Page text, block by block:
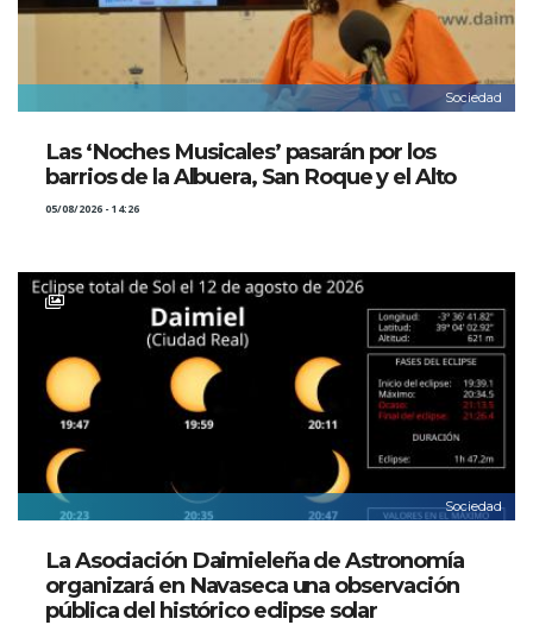
Sociedad
Las ‘Noches Musicales’ pasarán por los
barrios de la Albuera, San Roque y el Alto
05/08/2026 - 14:26
Sociedad
La Asociación Daimieleña de Astronomía
organizará en Navaseca una observación
pública del histórico eclipse solar